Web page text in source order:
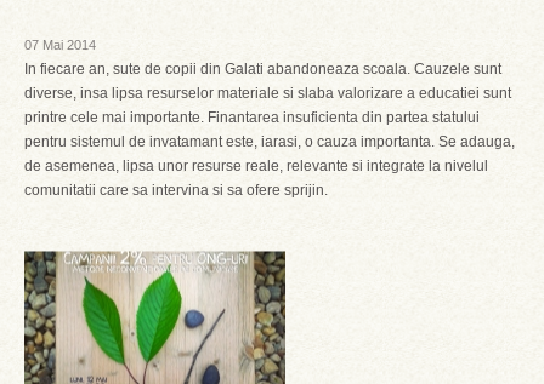
07 Mai 2014
In fiecare an, sute de copii din Galati abandoneaza scoala. Cauzele sunt
diverse, insa lipsa resurselor materiale si slaba valorizare a educatiei sunt
printre cele mai importante. Finantarea insuficienta din partea statului
pentru sistemul de invatamant este, iarasi, o cauza importanta. Se adauga,
de asemenea, lipsa unor resurse reale, relevante si integrate la nivelul
comunitatii care sa intervina si sa ofere sprijin.